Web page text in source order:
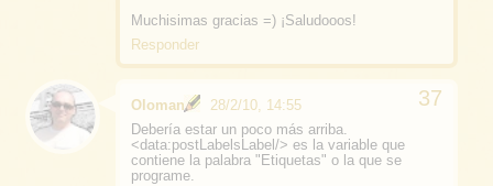
Muchisimas gracias =) ¡Saludooos!
Responder
Oloman
28/2/10, 14:55
Debería estar un poco más arriba.
<data:postLabelsLabel/> es la variable que
contiene la palabra "Etiquetas" o la que se
programe.